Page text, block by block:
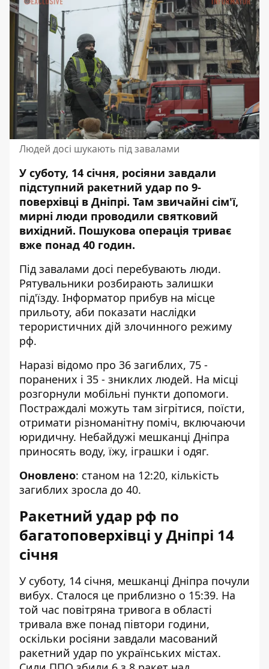
Людей досі шукають під завалами
У суботу, 14 січня, росіяни завдали
підступний ракетний удар по 9-
поверхівці в Дніпрі. Там звичайні сім'ї,
мирні люди проводили святковий
вихідний. Пошукова операція триває
вже понад 40 годин.
Під завалами досі перебувають люди.
Рятувальники розбирають залишки
під'їзду. Інформатор прибув на місце
прильоту, аби показати наслідки
терористичних дій злочинного режиму
рф.
Наразі відомо про 36 загиблих, 75 -
поранених і 35 - зниклих людей. На місці
розгорнули мобільні пункти допомоги.
Постраждалі можуть там зігрітися, поїсти,
отримати різноманітну поміч, включаючи
юридичну. Небайдужі мешканці Дніпра
приносять воду, їжу, іграшки і одяг.
Оновлено: станом на 12:20, кількість
загиблих зросла до 40.
Ракетний удар рф по
багатоповерхівці у Дніпрі 14
січня
У суботу, 14 січня, мешканці Дніпра почули
вибух. Сталося це приблизно о 15:39. На
той час повітряна тривога в області
тривала вже понад півтори години,
оскільки росіяни завдали масований
ракетний удар по українських містах.